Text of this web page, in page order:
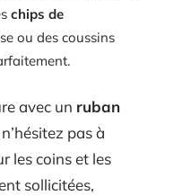
chips de
ou des coussins
avec un ruban
pas à
les coins et les
sollicitées,